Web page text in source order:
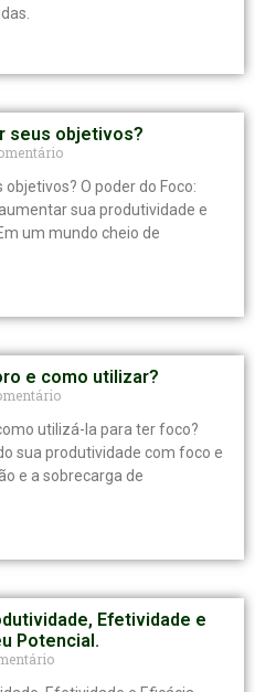
seus objetivos?
O poder do Foco:
sua produtividade e
um mundo cheio de
e como utilizar?
utilizá-la para ter foco?
sua produtividade com foco e
e a sobrecarga de
Efetividade e
Potencial.